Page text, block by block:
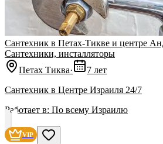
Сантехник в Петах-Тикве и центре
Сантехники, инсталляторы
Петах Тиква·
7 лет
Сантехник в Центре Израиля 24/7
Работает в: По всему Израилю
VIP